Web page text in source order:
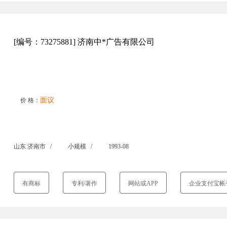
[编号：73275881] 济南中*广告有限公司
价 格： 面议
山东 济南市 / 小规模 / 1993-08
有商标 专利/著作 网站或APP 企业支付宝帐